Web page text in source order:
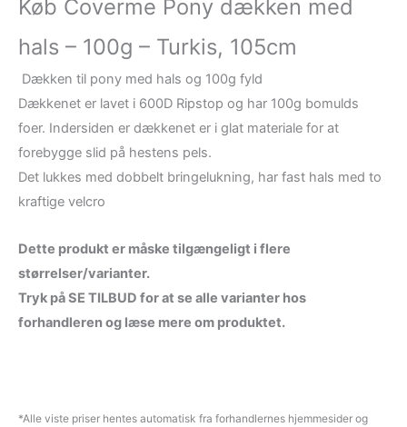
Køb Coverme Pony dækken med
hals – 100g – Turkis, 105cm
Dækken til pony med hals og 100g fyld
Dækkenet er lavet i 600D Ripstop og har 100g bomulds
foer. Indersiden er dækkenet er i glat materiale for at
forebygge slid på hestens pels.
Det lukkes med dobbelt bringelukning, har fast hals med to
kraftige velcro
Dette produkt er måske tilgængeligt i flere
størrelser/varianter.
Tryk på SE TILBUD for at se alle varianter hos
forhandleren og læse mere om produktet.
*Alle viste priser hentes automatisk fra forhandlernes hjemmesider og